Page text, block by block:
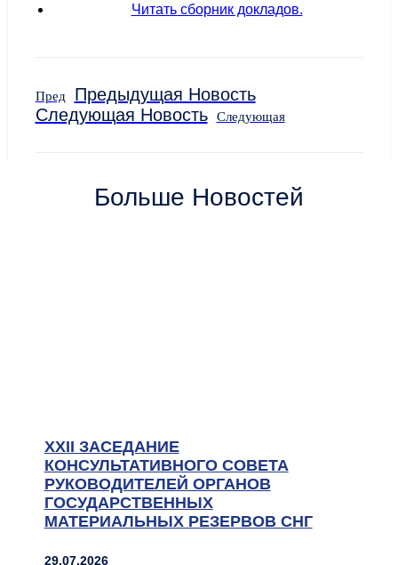
Читать сборник докладов.
Пред
Предыдущая Новость
Следующая Новость
Следующая
Больше Новостей
XXII ЗАСЕДАНИЕ
КОНСУЛЬТАТИВНОГО СОВЕТА
РУКОВОДИТЕЛЕЙ ОРГАНОВ
ГОСУДАРСТВЕННЫХ
МАТЕРИАЛЬНЫХ РЕЗЕРВОВ СНГ
29.07.2026